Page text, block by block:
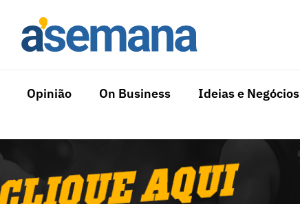
Opinião On Business Ideias e Negócios